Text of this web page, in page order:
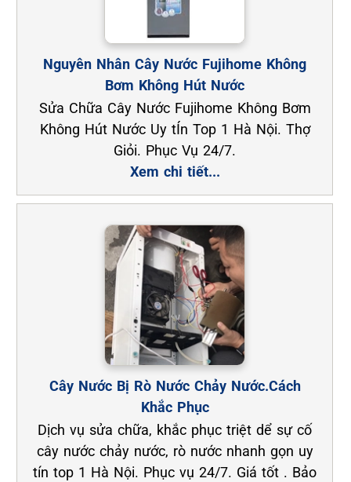
Nguyên Nhân Cây Nước Fujihome Không
Bơm Không Hút Nước
Sửa Chữa Cây Nước Fujihome Không Bơm
Không Hút Nước Uy tÍn Top 1 Hà Nội. Thợ
Giỏi. Phục Vụ 24/7.
Xem chi tiết...
Cây Nước Bị Rò Nước Chảy Nước.Cách
Khắc Phục
Dịch vụ sửa chữa, khắc phục triệt dể sự cố
cây nước chảy nước, rò nước nhanh gọn uy
tín top 1 Hà Nội. Phục vụ 24/7. Giá tốt . Bảo